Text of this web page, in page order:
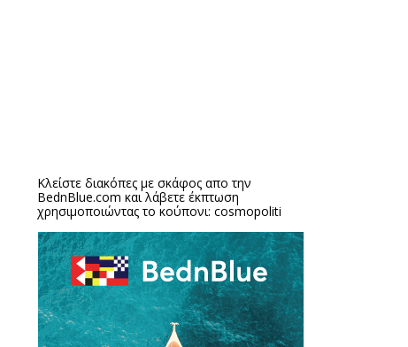
Κλείστε διακόπες με σκάφος απο την
BednBlue.com και λάβετε έκπτωση
χρησιμοποιώντας το κούπονι: cosmopoliti